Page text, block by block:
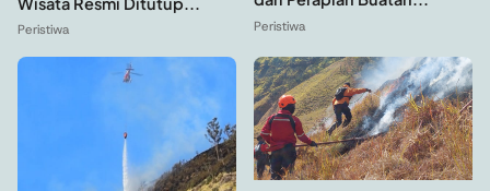
Peristiwa Peristiwa